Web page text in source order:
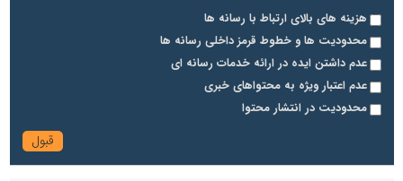
هزینه های بالای ارتباط با رسانه ها
محدودیت ها و خطوط قرمز داخلی رسانه ها
عدم داشتن ایده در ارائه خدمات رسانه ای
عدم اعتبار ویژه به محتواهای خبری
محدودیت در انتشار محتوا